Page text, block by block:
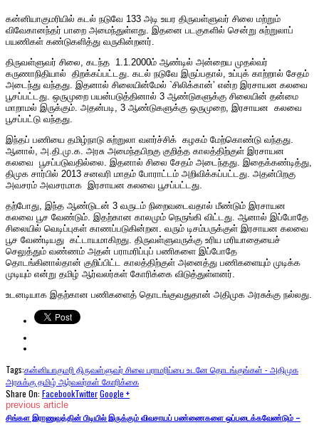
கன்னியாகுமரியில் கடல் நடுவே 133 அடி உயர திருவள்ளுவர் சிலை மற்றும்
விவேகானந்தர் பாறை அமைந்துள்ளது. இதனை படகுகளில் சென்று சுற்றுலாப்
பயணிகள் கண்டுகளித்து வருகின்றனர்.
திருவள்ளுவர் சிலை, கடந்த 1.1.2000ம் ஆண்டில் அன்றைய முதல்வர்
கருணாநிதியால் திறக்கப்பட்டது. கடல் நடுவே இருப்பதால், உப்புக் காற்றால் சேதம்
அடைந்து வந்தது. இதனால் சிலையின்மேல் `சிலிக்கான்’ என்ற இரசாயன கலவை
பூசப்பட்டது. ஒருமுறை பயன்படுத்தினால் 3 ஆண்டுகளுக்கு சிலையின் தன்மை
மாறாமல் இருக்கும். அதன்படி, 3 ஆண்டுகளுக்கு ஒருமுறை, இரசாயன கலவை
பூசப்பட்டு வந்தது.
இந்தப் பணியை தமிழ்நாடு சுற்றுலா வளர்ச்சிக் கழகம் மேற்கொண்டு வந்தது.
ஆனால், அ.தி.மு.க. அரசு அமைந்தபிறகு குறித்த காலத்திற்குள் இரசாயன
கலவை பூசப்படுவதில்லை. இதனால் சிலை சேதம் அடைந்தது. இதைக்கண்டித்து,
திமுக சார்பில் 2013 சனவரி மாதம் போராட்டம் அறிவிக்கப்பட்டது. அதன்பிறகு
அவசரம் அவசரமாக இரசாயன கலவை பூசப்பட்டது.
தற்போது, இந்த ஆண்டுடன் 3 வருடம் நிறைவடைவதால் மீண்டும் இரசாயன
கலவை பூச வேண்டும். இதற்கான காலமும் நெருங்கி விட்டது. ஆனால் இப்போதே
சிலையில் வெடிப்புகள் காணப்படுகின்றன. வரும் டிசம்பருக்குள் இரசாயன கலவை
பூச வேண்டியது கட்டாயமாகிறது. திருவள்ளுவருக்கு உரிய மரியாதையைச்
செலுத்தும் வண்ணம் அதன் பராமரிப்புப் பணிகளை இப்போதே
தொடங்கினால்தான் குறிப்பிட்ட காலத்திற்குள் அனைத்து பணிகளையும் முடிக்க
முடியும் என்று தமிழ் ஆர்வலர்கள் கோரிக்கை விடுத்துள்ளனர்.
உடனடியாக இதற்கான பணிகளைத் தொடங்குவதுதான் அதிமுக அரசுக்கு நல்லது.
Tags:கன்னியாகுமரி திருவள்ளுவர் சிலை பராமரிப்பை உடனே தொடங்குங்கள் - அதிமுக
அரசுக்கு தமிழ் ஆர்வலர்கள் கோரிக்கை
Share On: FacebookTwitterGoogle +
previous article
சிங்கள இராணுவத்தின் பிடியில் இருக்கும் விவசாயப் பண்ணைகளை ஒப்படைக்கவேண்டும் –